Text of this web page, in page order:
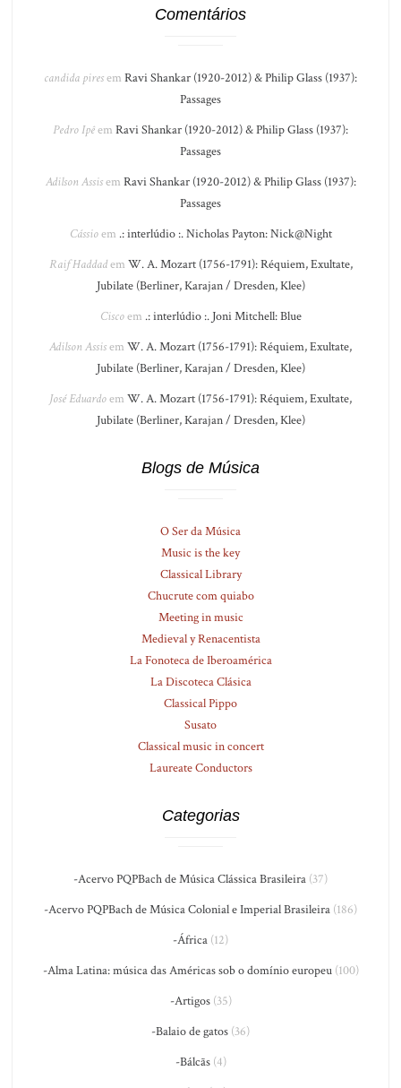
Comentários
candida piresem Ravi Shankar (1920-2012) & Philip Glass (1937):
Passages
Pedro Ipêem Ravi Shankar (1920-2012) & Philip Glass (1937):
Passages
Adilson Assisem Ravi Shankar (1920-2012) & Philip Glass (1937):
Passages
Cássioem .: interlúdio :. Nicholas Payton: Nick@Night
Raif Haddadem W. A. Mozart (1756-1791): Réquiem, Exultate,
Jubilate (Berliner, Karajan / Dresden, Klee)
Ciscoem .: interlúdio :. Joni Mitchell: Blue
Adilson Assisem W. A. Mozart (1756-1791): Réquiem, Exultate,
Jubilate (Berliner, Karajan / Dresden, Klee)
José Eduardoem W. A. Mozart (1756-1791): Réquiem, Exultate,
Jubilate (Berliner, Karajan / Dresden, Klee)
Blogs de Música
O Ser da Música
Music is the key
Classical Library
Chucrute com quiabo
Meeting in music
Medieval y Renacentista
La Fonoteca de Iberoamérica
La Discoteca Clásica
Classical Pippo
Susato
Classical music in concert
Laureate Conductors
Categorias
-Acervo PQPBach de Música Clássica Brasileira (37)
-Acervo PQPBach de Música Colonial e Imperial Brasileira (186)
-África (12)
-Alma Latina: música das Américas sob o domínio europeu(100)
-Artigos(35)
-Balaio de gatos (36)
-Bálcãs(4)